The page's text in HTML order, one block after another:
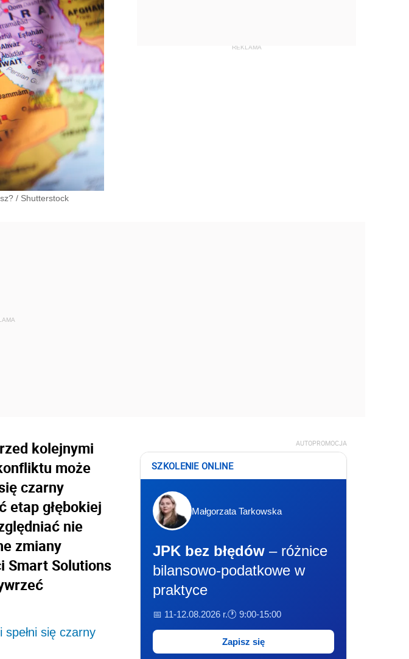
/ Shutterstock
kolejnymi
może
czarny
etap głębokiej
nie
zmiany
Smart Solutions
się czarny
AUTOPROMOCJA
SZKOLENIE ONLINE
Małgorzata Tarkowska
JPK bez błędów – różnice
bilansowo-podatkowe w
praktyce
📅 11-12.08.2026 r.🕐 9:00-15:00
Zapisz się